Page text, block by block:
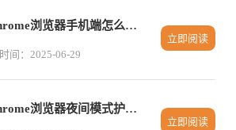
Chrome浏览器手机端怎么下载扩展
时间：2025-06-29
立即阅读
Chrome浏览器夜间模式护眼功能使用方法教程
立即阅读